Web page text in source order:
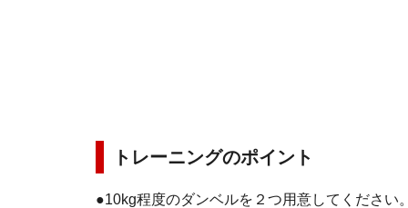
トレーニングのポイント
●10kg程度のダンベルを２つ用意してくださ